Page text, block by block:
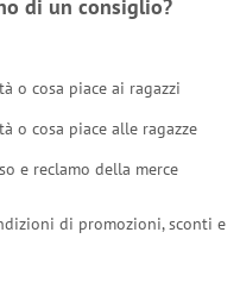
di un consiglio?
o cosa piace ai ragazzi
o cosa piace alle ragazze
e reclamo della merce
di promozioni, sconti e